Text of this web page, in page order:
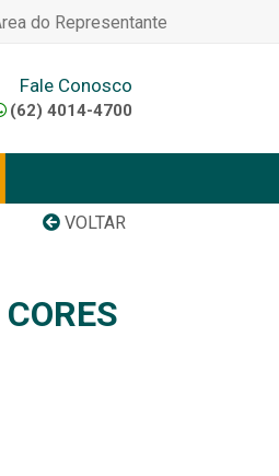
do Representante
Fale Conosco
(62) 4014-4700
VOLTAR